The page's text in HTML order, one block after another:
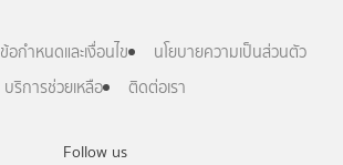
Follow us
ข้อกำหนดและเงื่อนไข
นโยบายความเป็นส่วนตัว
บริการช่วยเหลือ
ติดต่อเรา